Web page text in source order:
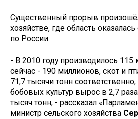
Существенный прорыв
хозяйстве, где область
по России.
- В 2010 году производилось 115
сейчас - 190 миллионов, скот и
71,7 тысячи тонн
бобовых культур вырос в 2,7
тысяч тонн, - рассказал
министр сельского хозяйства